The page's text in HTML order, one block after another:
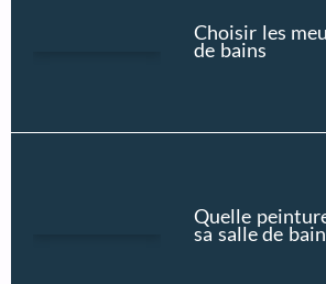
Choisir les
de bains
Quelle
sa salle de